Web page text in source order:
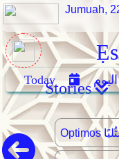
Jumuah,
Today اليومStories